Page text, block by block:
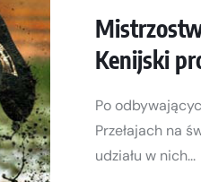
Kenijski
Po
Przełajach na
udziału w nich...